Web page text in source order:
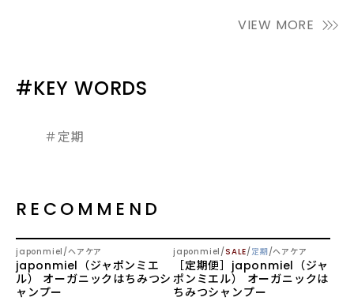
VIEW MORE
#KEY WORDS
＃定期
RECOMMEND
japonmiel ヘアケア
japonmiel（ジャポンミエ
ル） オーガニックはちみつシ
ャンプー
japonmiel SALE 定期 ヘアケア
［定期便］japonmiel（ジャ
ポンミエル） オーガニックは
ちみつシャンプー